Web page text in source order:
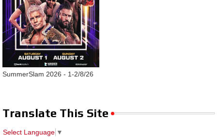
SummerSlam 2026 - 1-2/8/26
Translate This Site
Select Language ▼